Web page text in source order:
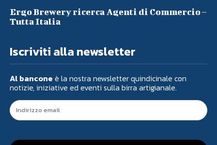
Ergo Brewery ricerca Agenti di Commercio –
Tutta Italia
Iscriviti alla newsletter
Al bancone è la nostra newsletter quindicinale con
notizie, iniziative ed eventi sulla birra artigianale.